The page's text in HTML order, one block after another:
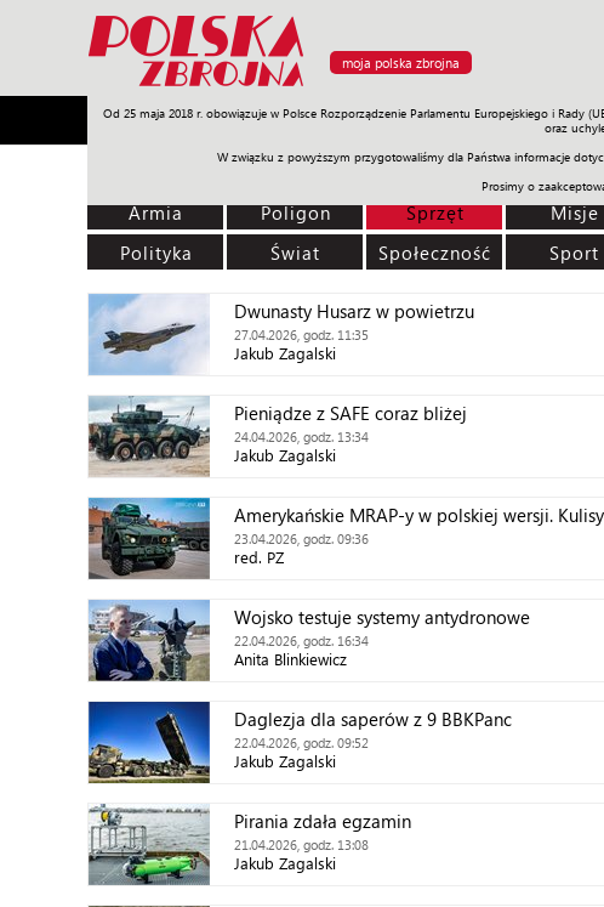
moja polska zbrojna
Od 25 maja 2018 r. obowiązuje w Polsce Rozporządzenie Parlamentu Europejskiego i Rady
oraz
W związku z powyższym przygotowaliśmy dla Państwa informacje
Prosimy o
Armia Poligon Sprzęt Misje Polityka Prawo Świat
Armia Poligon Sprzęt Misje
Polityka
Świat Społeczność Sport
Dwunasty Husarz w powietrzu
27.04.2026, godz. 11:35
Jakub Zagalski
Pieniądze z SAFE coraz bliżej
24.04.2026, godz. 13:34
Jakub Zagalski
Amerykańskie MRAP-y w polskiej wersji.
23.04.2026, godz. 09:36
red. PZ
Wojsko testuje systemy antydronowe
22.04.2026, godz. 16:34
Anita Blinkiewicz
Daglezja dla saperów z 9 BBKPanc
22.04.2026, godz. 09:52
Jakub Zagalski
Pirania zdała egzamin
21.04.2026, godz. 13:08
Jakub Zagalski